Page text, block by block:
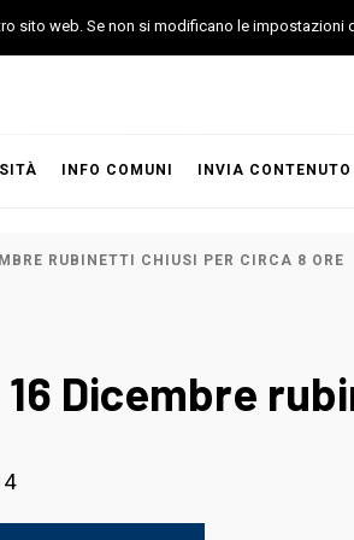
INFO COMUNI INVIA CONTENUTO
RUBINETTI CHIUSI PER CIRCA 8 ORE
Dicembre
sito web. Se non si modificano le